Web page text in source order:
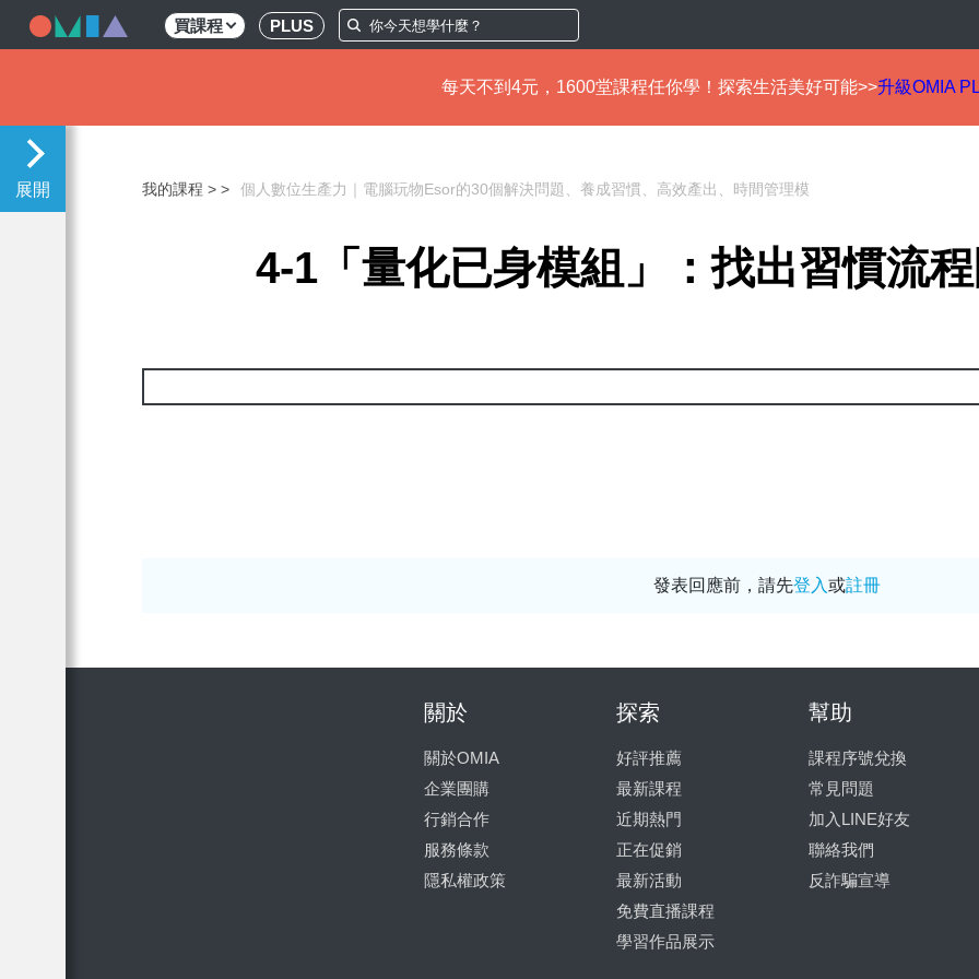
買課程 PLUS
每天不到4元，1600堂課程任你學！探索生活美好可能>>升級OMIA
我的課程 > 個人數位生產力｜電腦玩物Esor的30個解決問題、養成習慣、高效產出、時間管理模
4-1「量化已身模組」：找出習慣流
發表回應前，請先登入或註冊
關於
關於OMIA
企業團購
行銷合作
服務條款
隱私權政策
探索
好評推薦
最新課程
近期熱門
正在促銷
最新活動
免費直播課程
學習作品展示
幫助
課程序號兌換
常見問題
加入LINE好友
聯絡我們
反詐騙宣導